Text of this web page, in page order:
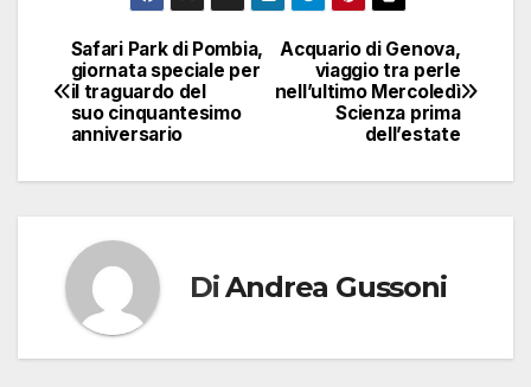
Navigazione
articoli
Acquario di Genova,
viaggio tra perle
nell’ultimo Mercoledì
Scienza prima
dell’estate
Safari Park di Pombia,
giornata speciale per
il traguardo del
suo cinquantesimo
anniversario
DiAndrea Gussoni